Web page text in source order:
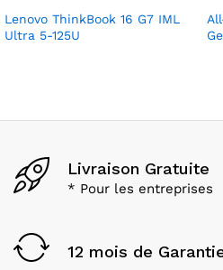
Lenovo ThinkBook 16 G7 IML
Ultra 5-125U
Livraison Gratuite
* Pour les entreprises
12 mois de